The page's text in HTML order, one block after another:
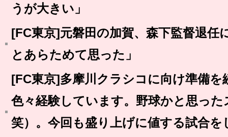
うが大きい」
[FC東京]元磐田の加賀、森下監督退任
とあらためて思った」
[FC東京]多摩川クラシコに向け準備を
色々経験しています。野球かと思っ
笑）。今回も盛り上げに値する試合